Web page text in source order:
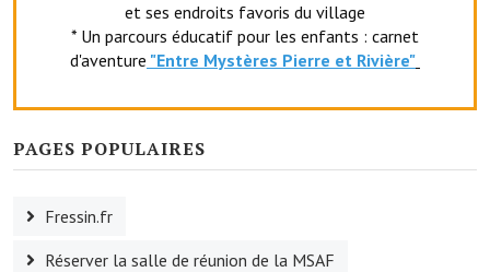
Le foyer de la Planquette
L'association des anciens combattants
L'association des anciens sapeurs-pompiers volontaires
Village sportif
et ses endroits favoris du village
* Un parcours éducatif pour les enfants : carnet
d'aventure "Entre Mystères Pierre et Rivière"
PAGES POPULAIRES
Fressin.fr
Réserver la salle de réunion de la MSAF